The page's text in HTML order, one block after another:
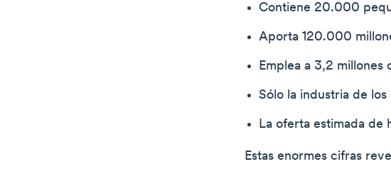
Contiene 20.000
Aporta 120.000
Emplea a 3,2 millones
Sólo la industria de
La oferta estimada
Estas enormes cifras